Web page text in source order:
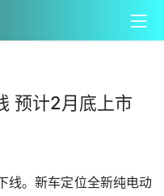
预计2月底上市
线。新车定位全新纯电动